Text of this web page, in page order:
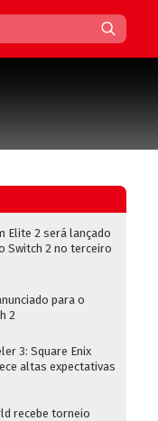
Elite 2 será lançado
Switch 2 no terceiro
para o
2
3: Square Enix
altas expectativas
recebe torneio